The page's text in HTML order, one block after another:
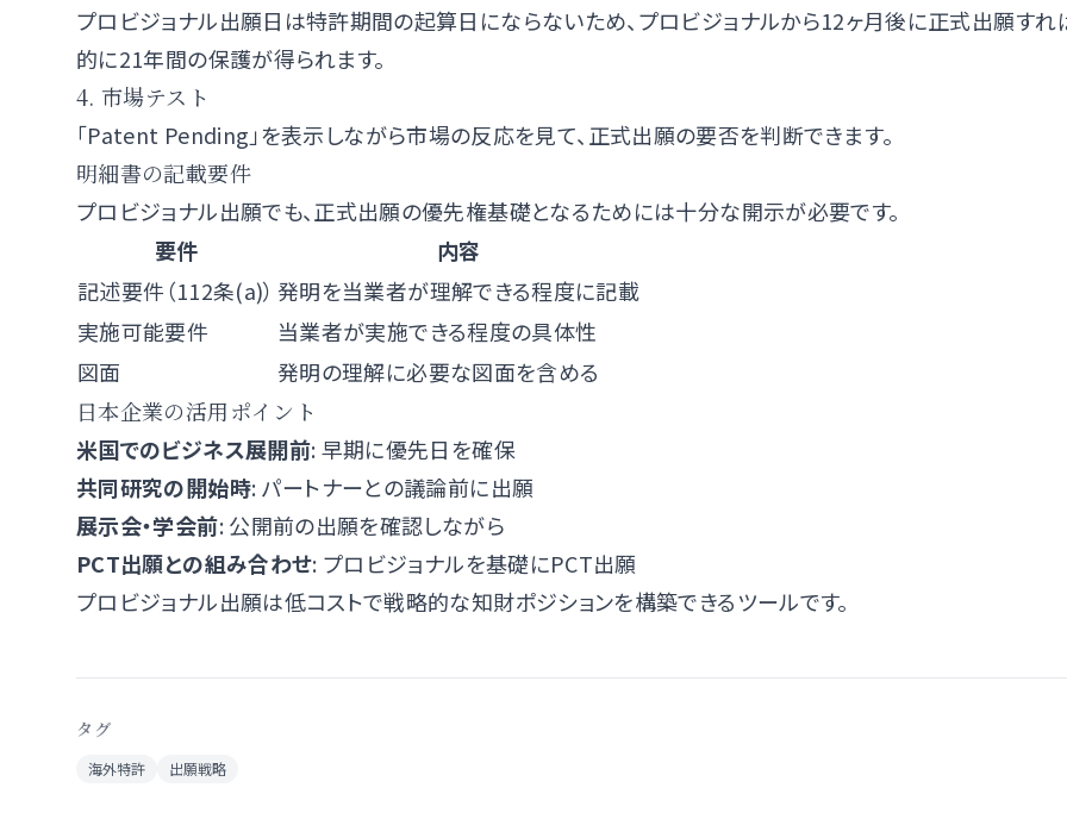
プロビジョナル出願日は特許期間の起算日にならないため、プロビジョナルから12ヶ月後に正式出願すれ
的に21年間の保護が得られます。
4. 市場テスト
「Patent Pending」を表示しながら市場の反応を見て、正式出願の要否を判断できます。
明細書の記載要件
プロビジョナル出願でも、正式出願の優先権基礎となるためには十分な開示が必要です。
要件
内容
記述要件（112条(a)） 発明を当業者が理解できる程度に記載
実施可能要件
当業者が実施できる程度の具体性
図面
発明の理解に必要な図面を含める
日本企業の活用ポイント
米国でのビジネス展開前: 早期に優先日を確保
共同研究の開始時: パートナーとの議論前に出願
展示会・学会前: 公開前の出願を確認しながら
PCT出願との組み合わせ: プロビジョナルを基礎にPCT出願
プロビジョナル出願は低コストで戦略的な知財ポジションを構築できるツールです。
タグ
海外特許 出願戦略